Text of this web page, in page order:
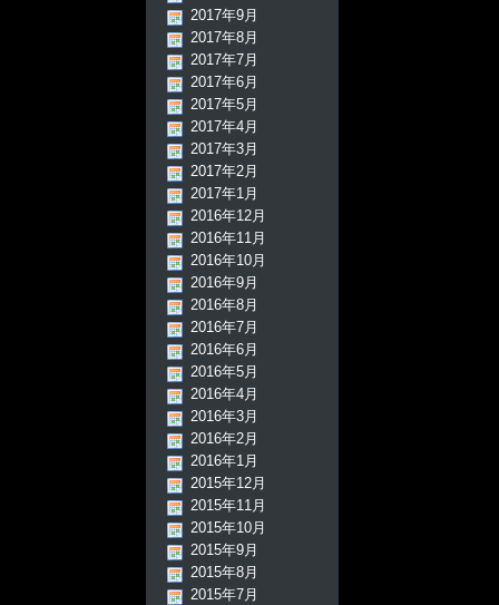
2017年9月
2017年8月
2017年7月
2017年6月
2017年5月
2017年4月
2017年3月
2017年2月
2017年1月
2016年12月
2016年11月
2016年10月
2016年9月
2016年8月
2016年7月
2016年6月
2016年5月
2016年4月
2016年3月
2016年2月
2016年1月
2015年12月
2015年11月
2015年10月
2015年9月
2015年8月
2015年7月